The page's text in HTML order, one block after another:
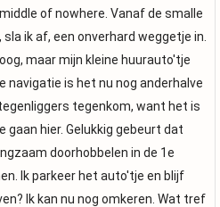
of nowhere. Vanaf de smalle
ik af, een onverhard weggetje in.
maar mijn kleine huurauto'tje
navigatie is het nu nog anderhalve
tegenkom, want het is
gaan hier. Gelukkig gebeurt dat
doorhobbelen in de 1e
Ik parkeer het auto'tje en blijf
Ik kan nu nog omkeren. Wat tref